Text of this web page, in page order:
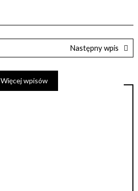
Następny wpis
Więcej wpisów